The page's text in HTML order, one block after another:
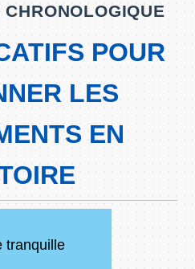
POUR
LES
EN
tranquille